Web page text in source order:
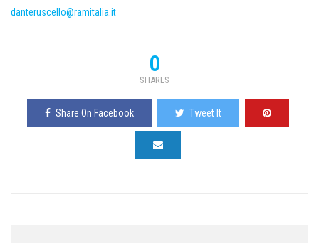
danteruscello@ramitalia.it
0
SHARES
Share On Facebook Tweet It